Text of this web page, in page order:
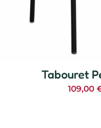
Tabouret
109,00